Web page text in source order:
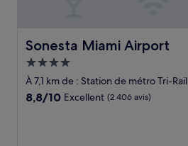
Sonesta Miami Airport
Sonesta Miami Airport
Hébergement
4.0 étoiles
À 7,1 km de : Station de métro Tri-Rail
8.8
8,8/10 Excellent (2 406 avis)